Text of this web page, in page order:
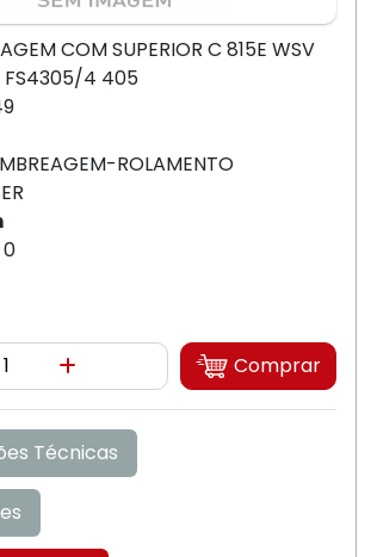
COM SUPERIOR C 815E WSV
FS4305/4 405
ROLAMENTO
0
Quantidade Adicionar QuantidadeComprar
Informações Técnicas